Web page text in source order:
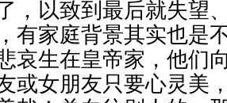
，以致到最后就失望
有家庭背景其实也是
哀生在皇帝家，他们
或女朋友只要心灵美